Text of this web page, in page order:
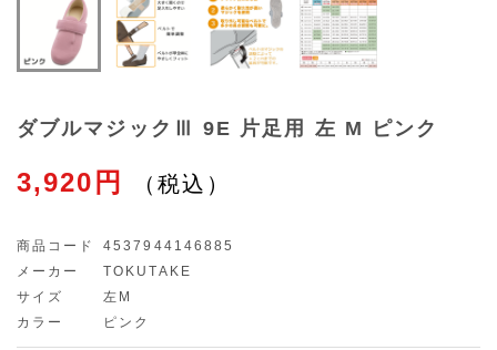
ダブルマジックⅢ 9E 片足用 左 M ピンク
3,920円
商品コード
4537944146885
メーカー
TOKUTAKE
サイズ
左M
カラー
ピンク